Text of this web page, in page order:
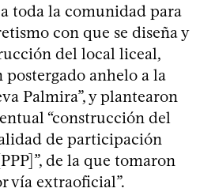
toda la comunidad para
con que se diseña y
del local liceal,
postergado anhelo a la
Palmira”, y plantearon
“construcción del
de participación
de la que tomaron
vía extraoficial”.